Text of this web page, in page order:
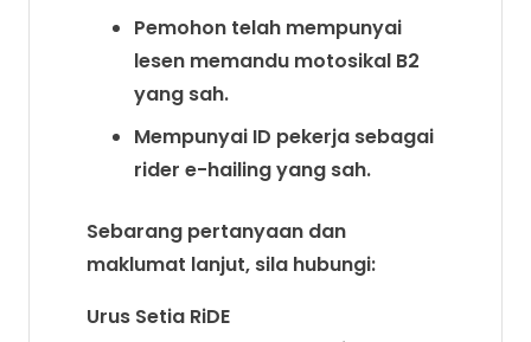
Pemohon telah mempunyai
lesen memandu motosikal B2
yang sah.
Mempunyai ID pekerja sebagai
rider e-hailing yang sah.
Sebarang pertanyaan dan
maklumat lanjut, sila hubungi:
Urus Setia RiDE